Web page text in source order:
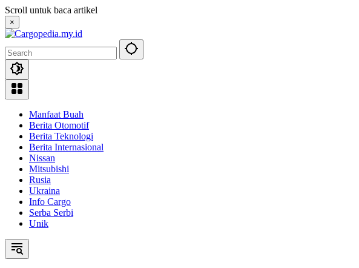
Skip
to
content
Scroll untuk baca artikel
×
Manfaat Buah
Berita Otomotif
Berita Teknologi
Berita Internasional
Nissan
Mitsubishi
Rusia
Ukraina
Info Cargo
Serba Serbi
Unik